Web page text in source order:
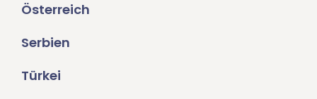
Österreich
Serbien
Türkei